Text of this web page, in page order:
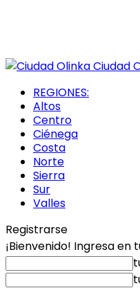
Ciudad
REGIONES:
Altos
Centro
Ciénega
Costa
Norte
Sierra
Sur
Valles
Registrarse
¡Bienvenido! Ingresa en